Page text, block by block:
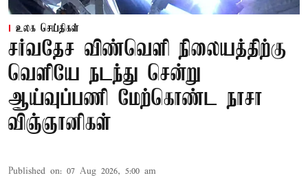
உலக செய்திகள்
சர்வதேச விண்வெளி நிலையத்திற்கு
வெளியே நடந்து சென்று
ஆய்வுப்பணி மேற்கொண்ட நாசா
விஞ்ஞானிகள்
Published on: 07 Aug 2026, 5:00 am